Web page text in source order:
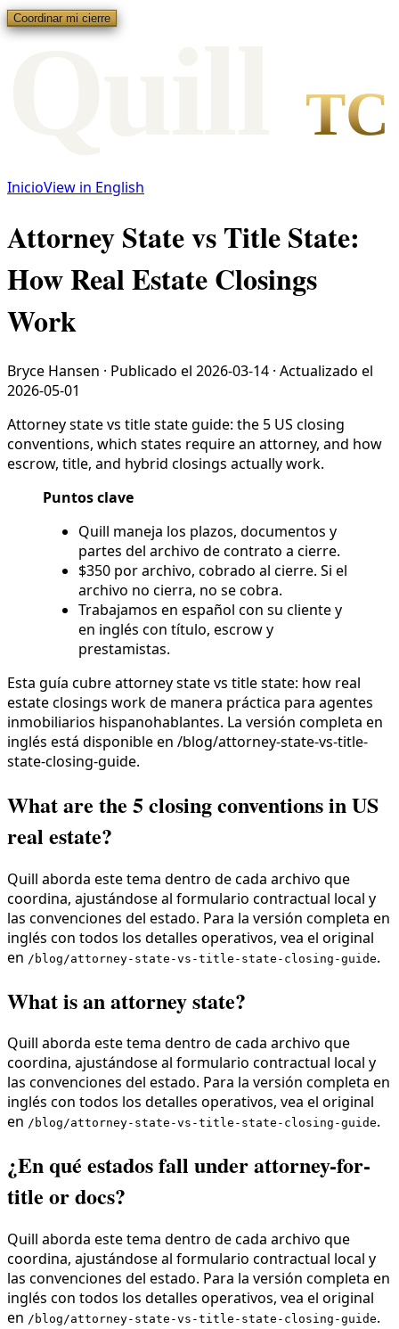
Coordinar mi cierre
TC
InicioView in English
Attorney State vs Title State:
How Real Estate Closings
Work
Bryce Hansen · Publicado el 2026-03-14 · Actualizado el
2026-05-01
Attorney state vs title state guide: the 5 US closing
conventions, which states require an attorney, and how
escrow, title, and hybrid closings actually work.
Puntos clave
Quill maneja los plazos, documentos y
partes del archivo de contrato a cierre.
$350 por archivo, cobrado al cierre. Si el
archivo no cierra, no se cobra.
Trabajamos en español con su cliente y
en inglés con título, escrow y
prestamistas.
Esta guía cubre attorney state vs title state: how real
estate closings work de manera práctica para agentes
inmobiliarios hispanohablantes. La versión completa en
inglés está disponible en /blog/attorney-state-vs-title-
state-closing-guide.
What are the 5 closing conventions in US
real estate?
Quill aborda este tema dentro de cada archivo que
coordina, ajustándose al formulario contractual local y
las convenciones del estado. Para la versión completa en
inglés con todos los detalles operativos, vea el original
en /blog/attorney-state-vs-title-state-closing-guide.
What is an attorney state?
Quill aborda este tema dentro de cada archivo que
coordina, ajustándose al formulario contractual local y
las convenciones del estado. Para la versión completa en
inglés con todos los detalles operativos, vea el original
en /blog/attorney-state-vs-title-state-closing-guide.
¿En qué estados fall under attorney-for-
title or docs?
Quill aborda este tema dentro de cada archivo que
coordina, ajustándose al formulario contractual local y
las convenciones del estado. Para la versión completa en
inglés con todos los detalles operativos, vea el original
en /blog/attorney-state-vs-title-state-closing-guide.